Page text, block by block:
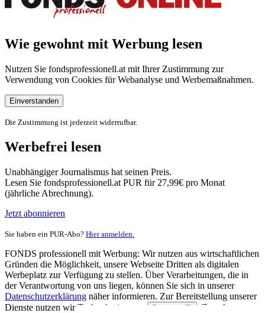
Wie gewohnt mit Werbung lesen
Nutzen Sie fondsprofessionell.at mit Ihrer Zustimmung zur
Verwendung von Cookies für Webanalyse und Werbemaßnahmen.
Einverstanden
Die Zustimmung ist jederzeit widerrufbar.
Werbefrei lesen
Unabhängiger Journalismus hat seinen Preis.
Lesen Sie fondsprofessionell.at PUR für 27,99€ pro Monat
(jährliche Abrechnung).
Jetzt abonnieren
Sie haben ein PUR-Abo? Hier anmelden.
FONDS professionell mit Werbung: Wir nutzen aus wirtschaftlichen
Gründen die Möglichkeit, unsere Webseite Dritten als digitalen
Werbeplatz zur Verfügung zu stellen. Über Verarbeitungen, die in
der Verantwortung von uns liegen, können Sie sich in unserer
Datenschutzerklärung näher informieren. Zur Bereitstellung unserer
Dienste nutzen wir Technologien von
Partnern (5)
. Zwecke: